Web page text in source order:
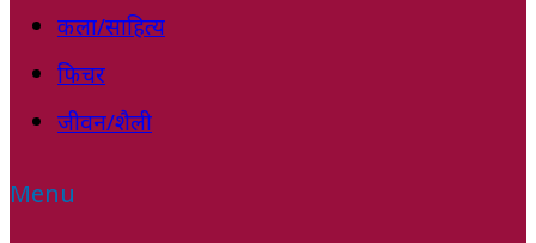
कला/साहित्य
फिचर
जीवन/शैली
Menu